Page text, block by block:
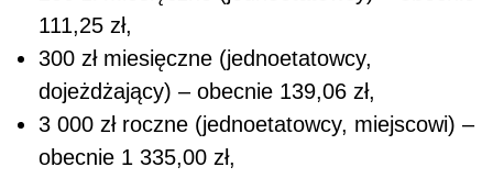
111,25 zł,
300 zł miesięczne (jednoetatowcy,
dojeżdżający) – obecnie 139,06 zł,
3 000 zł roczne (jednoetatowcy, miejscowi) –
obecnie 1 335,00 zł,